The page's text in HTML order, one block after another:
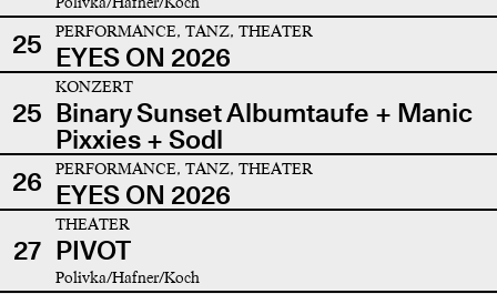
25 PERFORMANCE, TANZ, THEATER
EYES ON 2026
25
KONZERT
Binary Sunset Albumtaufe + Manic
Pixxies + Sodl
26
PERFORMANCE, TANZ, THEATER
EYES ON 2026
27
THEATER
PIVOT
Polivka/Hafner/Koch